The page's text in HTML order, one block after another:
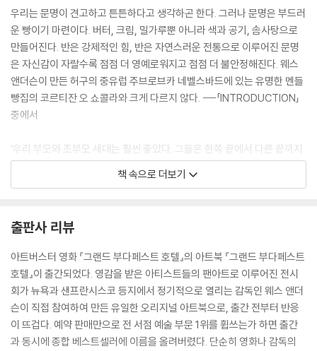
우리는 문명이 견고하고 튼튼하다고 생각하곤 한다. 그러나 문명은 부드러
운 빵이기 마련이다. 버터, 크림, 밀가루뿐 아니라 색과 공기, 솜사탕으로
만들어진다. 반은 강제적인 힘, 반은 자연스러운 전통으로 이루어진 문명
은 자신감이 자랄수록 점점 더 영예로워지고 점점 더 불안정해진다. 웨스
앤더슨이 만든 허구의 중유럽 주브로브카 네벨스바드에 있는 유명한 멘들
빵집의 코르티잔 오 쇼콜라와 크게 다르지 않다. ---「INTRODUCTION」
중에서
‘우리 부모와 조부모 세대는 훨씬 좋았다. 그들은 한쪽 끝에서 다른 끝까지
깔끔한 일직선으로 조용한 삶을 살았다. 그래서 나는 그들이 부러운가? 잘
모르겠다. 그들은 진짜 고통에서, 악의와 운명의 힘에서 멀리 떨어져 꾸벅
한 공포를 늘 새롭게 신경마다 느껴야 한다. 우리 삶의 매 시간은 세계의 운
명과 연결되어 있다. 비탄으로 또 즐거움으로, 우리는 우리 자신의 작은 삶
저 너머의 역사와 시간을 살아가지만, 그들은 자기 자신 너머의 것은 아무
것도 몰랐다. 그러므로 오늘날 우리 모두는, 가장 어린 인류라도, 우리 선조
의 가장 현명한 사람보다 현실에 대해 천 배는 많이 알고 있다. 그러나 우리
에게 거저 주어지는 것은 아무것도 없다. 우리는 그 대가를 완전히 치렀다.’
---「INTRODUCTION」중에서
책 속으로 더보기
출판사 리뷰
아트버스터 영화 『그랜드 부다페스트 호텔』의 아트북 『그랜드 부다페스트
호텔』이 출간되었다. 영감을 받은 아티스트들의 팬아트로 이루어진 전시
회가 뉴욕과 샌프란시스코 등지에서 정기적으로 열리는 감독인 웨스 앤더
슨이 직접 참여하여 만든 유일한 오리지널 아트북으로, 출간 전부터 반응
이 뜨겁다. 예약 판매만으로 전 서점 예술 부문 1위를 휩쓰는가 하면 출간
과 동시에 종합 베스트셀러에 이름을 올려버렸다. 단순히 영화나 감독의